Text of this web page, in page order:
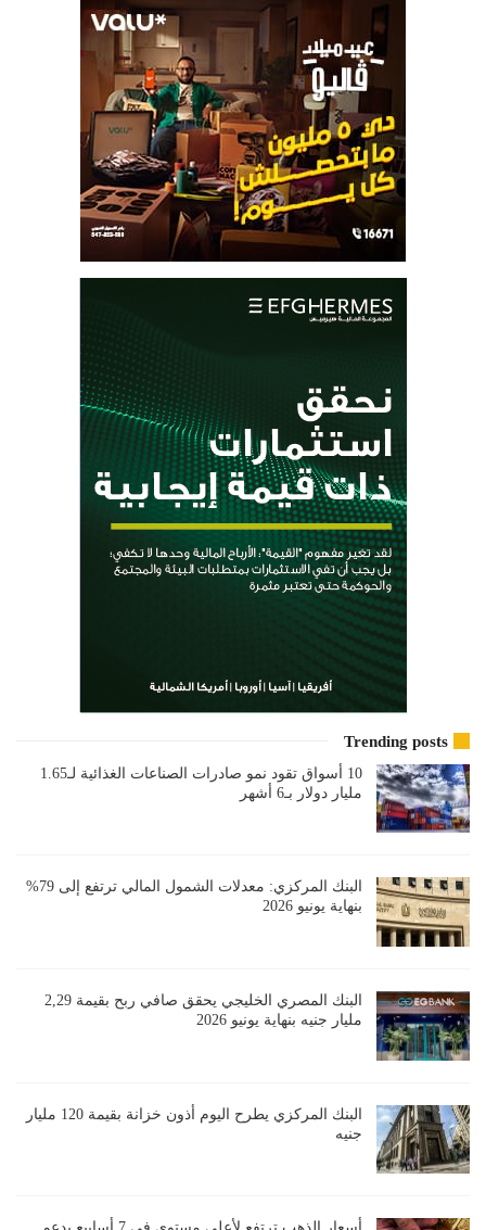
Trending posts
10 أسواق تقود نمو صادرات الصناعات الغذائية لـ1.65
مليار دولار بـ6 أشهر
البنك المركزي: معدلات الشمول المالي ترتفع إلى 79%
بنهاية يونيو 2026
البنك المصري الخليجي يحقق صافي ربح بقيمة 2,29
مليار جنيه بنهاية يونيو 2026
البنك المركزي يطرح اليوم أذون خزانة بقيمة 120 مليار
جنيه